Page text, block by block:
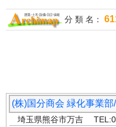
分 類 名：
(株)国分商会 緑化事業
埼玉県熊谷市万吉